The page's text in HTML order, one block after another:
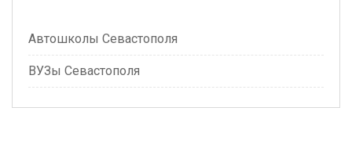
Автошколы Севастополя
ВУЗы Севастополя